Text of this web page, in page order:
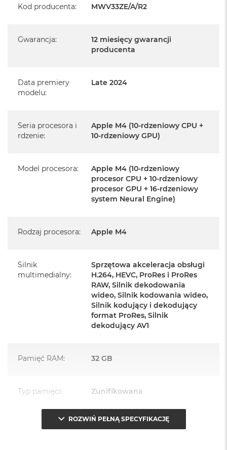
Szczegółowe informacje na ten temat uzyskają Państwo
kontaktując się z naszym handlowcem.
Posiada system operacyjny macOS w języku
polskim oraz polskie menu
urządzenia.
Magic Keyboard z Touch ID
Zasilacz o mocy 143W
Przewód USB‑C do ładowania
PASUJE WSZĘDZIE– Ten zaskakująco smukły, dostępny w
zrobisz więcej szybciej. Bawisz się czy pracujesz, edytujesz
Kod producenta: MWV33ZE/A/R2
Gwarancja:
12 miesięcy gwarancji
producenta
Data premiery
modelu:
Late 2024
Seria procesora i
rdzenie:
Apple M4 (10-rdzeniowy CPU +
10-rdzeniowy GPU)
Model procesora:
Apple M4 (10-rdzeniowy
procesor CPU + 10-rdzeniowy
procesor GPU + 16-rdzeniowy
system Neural Engine)
Rodzaj procesora: Apple M4
Silnik
multimedialny:
Sprzętowa akceleracja obsługi
H.264, HEVC, ProRes i ProRes
RAW, Silnik dekodowania
wideo, Silnik kodowania wideo,
Silnik kodujący i dekodujący
format ProRes, Silnik
dekodujący AV1
Pamięć RAM: 32 GB
Typ pamięci: Zunifikowana
Przepustowość
120 GB/s
ROZWIŃ PEŁNĄ SPECYFIKACJĘ